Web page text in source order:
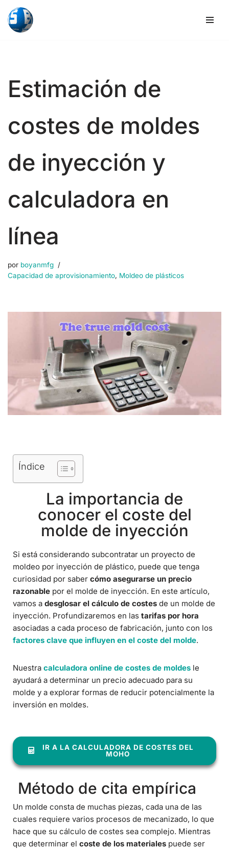
Ir
Estimación de
costes de moldes
de inyección y
calculadora en
línea
por boyanmfg
Capacidad de aprovisionamiento, Moldeo de plásticos
Índice
La importancia de
conocer el coste del
molde de inyección
Si está considerando subcontratar un proyecto de
moldeo por inyección de plástico, puede que tenga
curiosidad por saber cómo asegurarse un precio
razonable por el molde de inyección. En este artículo,
vamos a desglosar el cálculo de costes de un molde de
inyección. Profundizaremos en las tarifas por hora
asociadas a cada proceso de fabricación, junto con los
factores clave que influyen en el coste del molde.
Nuestra calculadora online de costes de moldes le
ayudará a determinar un precio adecuado para su
molde y a explorar formas de reducir potencialmente la
inversión en moldes.
IR A LA CALCULADORA DE COSTES DEL
MOHO
Método de cita empírica
Un molde consta de muchas piezas, cada una de las
cuales requiere varios procesos de mecanizado, lo que
hace que su cálculo de costes sea complejo. Mientras
que determinar el coste de los materiales puede ser